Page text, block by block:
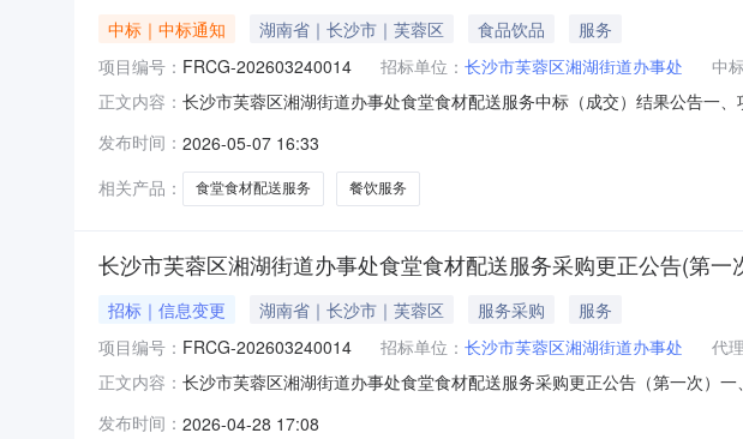
中标｜中标通知 湖南省｜长沙市｜芙蓉区 食品饮品
服务
项目编号： FRCG-202603240014 招标单位： 长沙市芙蓉区湘湖街道办事处 中
正文内容： 长沙市芙蓉区湘湖街道办事处食堂食材配送服务中标（成交）结果公告一
食材配送服务):服务类（湖南鑫顺餐饮管理有限公司）品目号品目名称采
文件要
发布时间： 2026-05-07 16:33
相关产品：
食堂食材配送服务 餐饮服务
长沙市芙蓉区湘湖街道办事处食堂食材配送服务采购更正公告(第一
招标｜信息变更 湖南省｜长沙市｜芙蓉区 服务采购
服务
项目编号： FRCG-202603240014 招标单位： 长沙市芙蓉区湘湖街道办事处 代
正文内容： 长沙市芙蓉区湘湖街道办事处食堂食材配送服务采购更正公告（第一次）
件。其他内容不变更正日期：2026年04月28日三、其他补充事项无合同包
发布时间： 2026-04-28 17:08